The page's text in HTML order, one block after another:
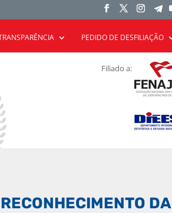
PEDIDO DE DESFILIAÇÃO
Filiado a:
DA